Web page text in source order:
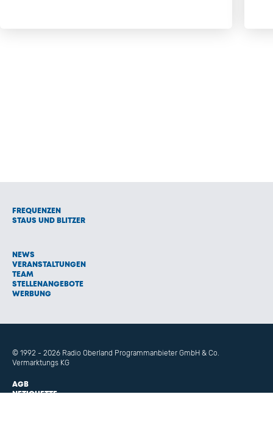
FREQUENZEN
STAUS UND BLITZER
NEWS
VERANSTALTUNGEN
TEAM
STELLENANGEBOTE
WERBUNG
© 1992 - 2026 Radio Oberland Programmanbieter GmbH & Co.
Vermarktungs KG
AGB
NETIQUETTE